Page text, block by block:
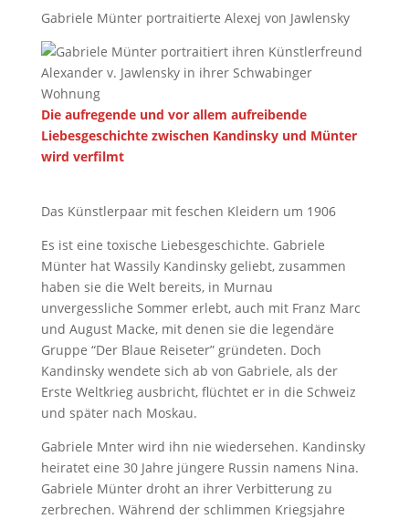
Gabriele Münter portraitierte Alexej von Jawlensky
Die aufregende und vor allem aufreibende
Liebesgeschichte zwischen Kandinsky und Münter
wird verfilmt
Das Künstlerpaar mit feschen Kleidern um 1906
Es ist eine toxische Liebesgeschichte. Gabriele
Münter hat Wassily Kandinsky geliebt, zusammen
haben sie die Welt bereits, in Murnau
unvergessliche Sommer erlebt, auch mit Franz Marc
und August Macke, mit denen sie die legendäre
Gruppe “Der Blaue Reiseter” gründeten. Doch
Kandinsky wendete sich ab von Gabriele, als der
Erste Weltkrieg ausbricht, flüchtet er in die Schweiz
und später nach Moskau.
Gabriele Mnter wird ihn nie wiedersehen. Kandinsky
heiratet eine 30 Jahre jüngere Russin namens Nina.
Gabriele Münter droht an ihrer Verbitterung zu
zerbrechen. Während der schlimmen Kriegsjahre